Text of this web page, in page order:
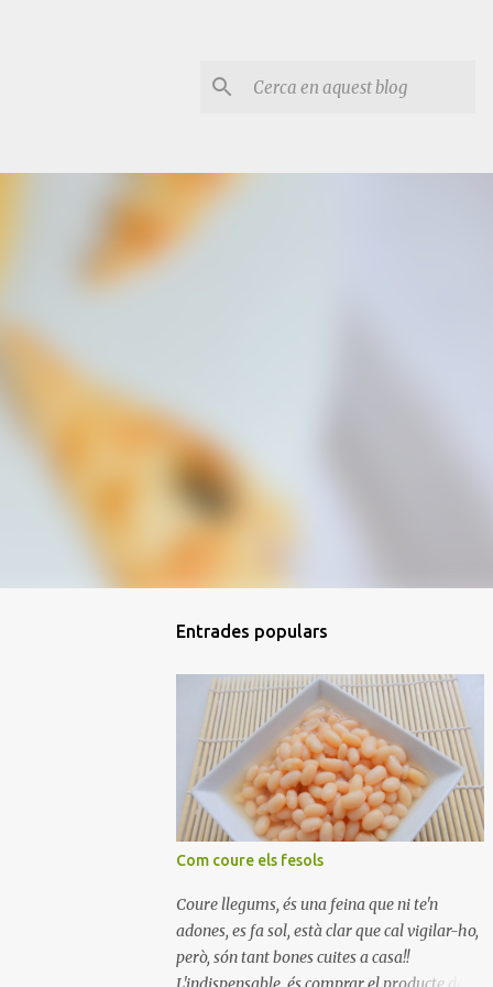
Entrades populars
Com coure els fesols
Coure llegums, és una feina que ni te'n
adones, es fa sol, està clar que cal vigilar-ho,
però, són tant bones cuites a casa!!